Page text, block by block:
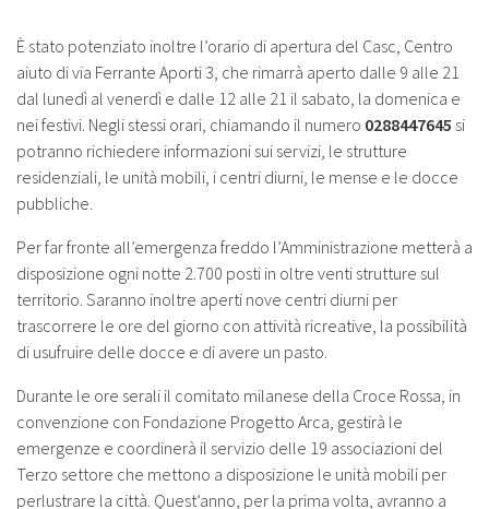
È stato potenziato inoltre l’orario di apertura del Casc, Centro
aiuto di via Ferrante Aporti 3, che rimarrà aperto dalle 9 alle 21
dal lunedì al venerdì e dalle 12 alle 21 il sabato, la domenica e
nei festivi. Negli stessi orari, chiamando il numero 0288447645 si
potranno richiedere informazioni sui servizi, le strutture
residenziali, le unità mobili, i centri diurni, le mense e le docce
pubbliche.
Per far fronte all’emergenza freddo l’Amministrazione metterà a
disposizione ogni notte 2.700 posti in oltre venti strutture sul
territorio. Saranno inoltre aperti nove centri diurni per
trascorrere le ore del giorno con attività ricreative, la possibilità
di usufruire delle docce e di avere un pasto.
Durante le ore serali il comitato milanese della Croce Rossa, in
convenzione con Fondazione Progetto Arca, gestirà le
emergenze e coordinerà il servizio delle 19 associazioni del
Terzo settore che mettono a disposizione le unità mobili per
perlustrare la città. Quest’anno, per la prima volta, avranno a